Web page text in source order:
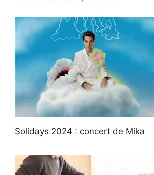
Solidays 2024 : concert de Mika